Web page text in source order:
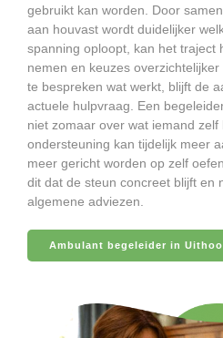
gebruikt kan worden. Door
aan houvast wordt duidelijker
spanning oploopt, kan het traject
nemen en keuzes
te bespreken wat werkt, blijft de
actuele hulpvraag. Een
niet zomaar over wat iemand
ondersteuning kan tijdelijk meer
meer gericht worden op zelf
dit dat de steun concreet blijft en
algemene adviezen.
Ambulant begeleider in